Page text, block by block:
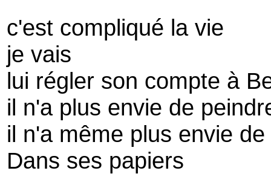
c'est compliqué la vie
je vais
lui régler son compte à
il n'a plus envie de
il n'a même plus envie
Dans ses papiers